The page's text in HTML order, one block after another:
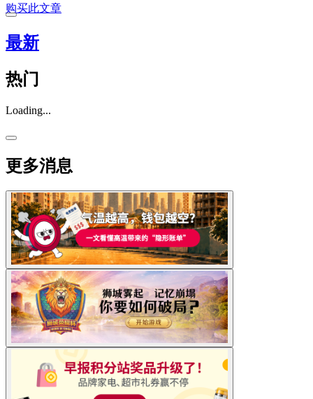
购买此文章
最新
热门
Loading...
更多消息